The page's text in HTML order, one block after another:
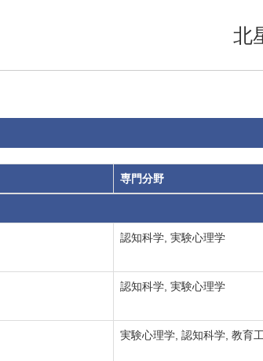
北
専門分野
認知科学, 実験心理学
認知科学, 実験心理学
実験心理学, 認知科学, 教育